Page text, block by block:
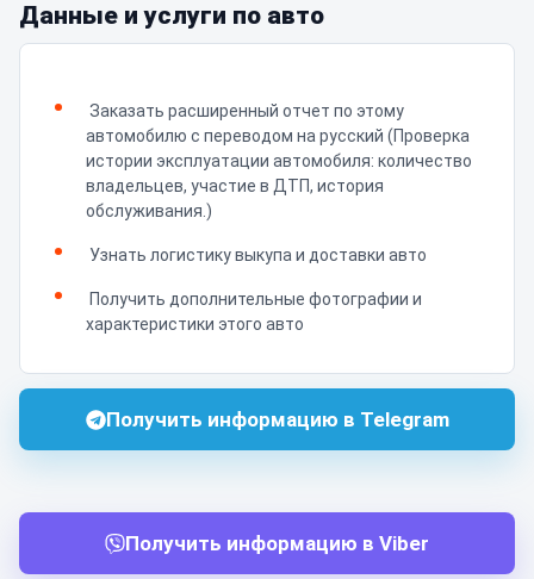
Данные и услуги по авто
Заказать расширенный отчет по этому
автомобилю с переводом на русский (Проверка
истории эксплуатации автомобиля: количество
владельцев, участие в ДТП, история
обслуживания.)
Узнать логистику выкупа и доставки авто
Получить дополнительные фотографии и
характеристики этого авто
Получить информацию в Telegram
Получить информацию в Viber